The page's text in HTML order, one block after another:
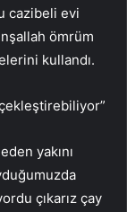
cazibeli evi
ömrüm
kullandı.
yakını
çıkarız çay